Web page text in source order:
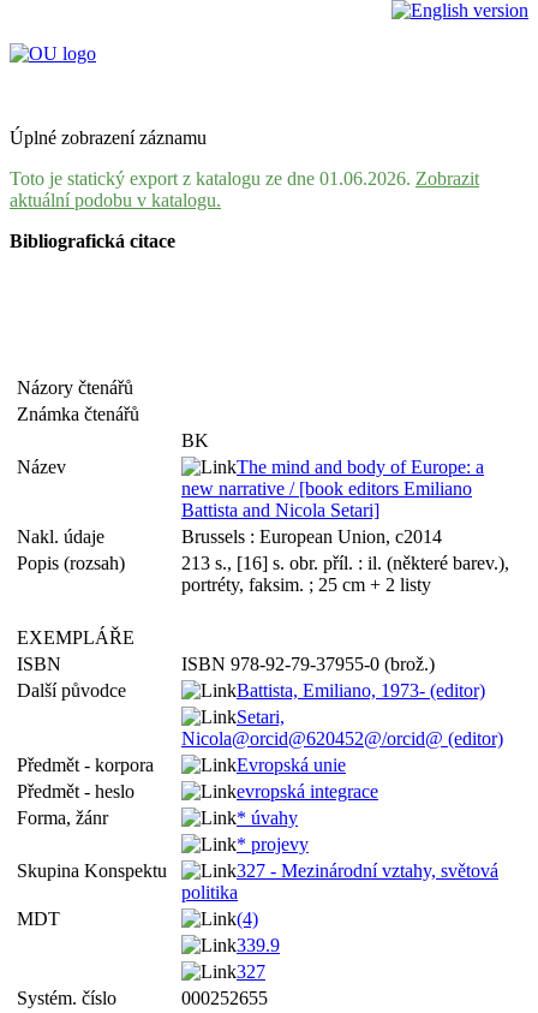
Úplné zobrazení záznamu
Toto je statický export z katalogu ze dne 01.06.2026. Zobrazit
aktuální podobu v katalogu.
Bibliografická citace
Názory čtenářů
Známka čtenářů
BK
Název
The mind and body of Europe: a
new narrative / [book editors Emiliano
Battista and Nicola Setari]
Nakl. údaje
Brussels : European Union, c2014
Popis (rozsah)
213 s., [16] s. obr. příl. : il. (některé barev.),
portréty, faksim. ; 25 cm + 2 listy
EXEMPLÁŘE
ISBN
ISBN 978-92-79-37955-0 (brož.)
Další původce
Battista, Emiliano, 1973- (editor)
Setari,
Nicola@orcid@620452@/orcid@ (editor)
Předmět - korpora
Evropská unie
Předmět - heslo
evropská integrace
Forma, žánr
* úvahy
* projevy
Skupina Konspektu
327 - Mezinárodní vztahy, světová
politika
MDT
(4)
339.9
327
Systém. číslo
000252655